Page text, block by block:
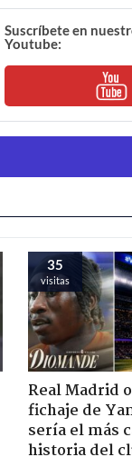
Suscríbete en
Youtube:
35
visitas
Real Madrid
fichaje de
sería el más
historia del